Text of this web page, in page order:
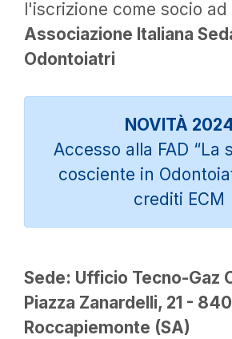
l'iscrizione come socio ad
Associazione Italiana
Odontoiatri
NOVITÀ
Accesso alla FAD “La
cosciente in
crediti ECM
Sede: Ufficio Tecno-Gaz
Piazza Zanardelli, 21 -
Roccapiemonte (SA)